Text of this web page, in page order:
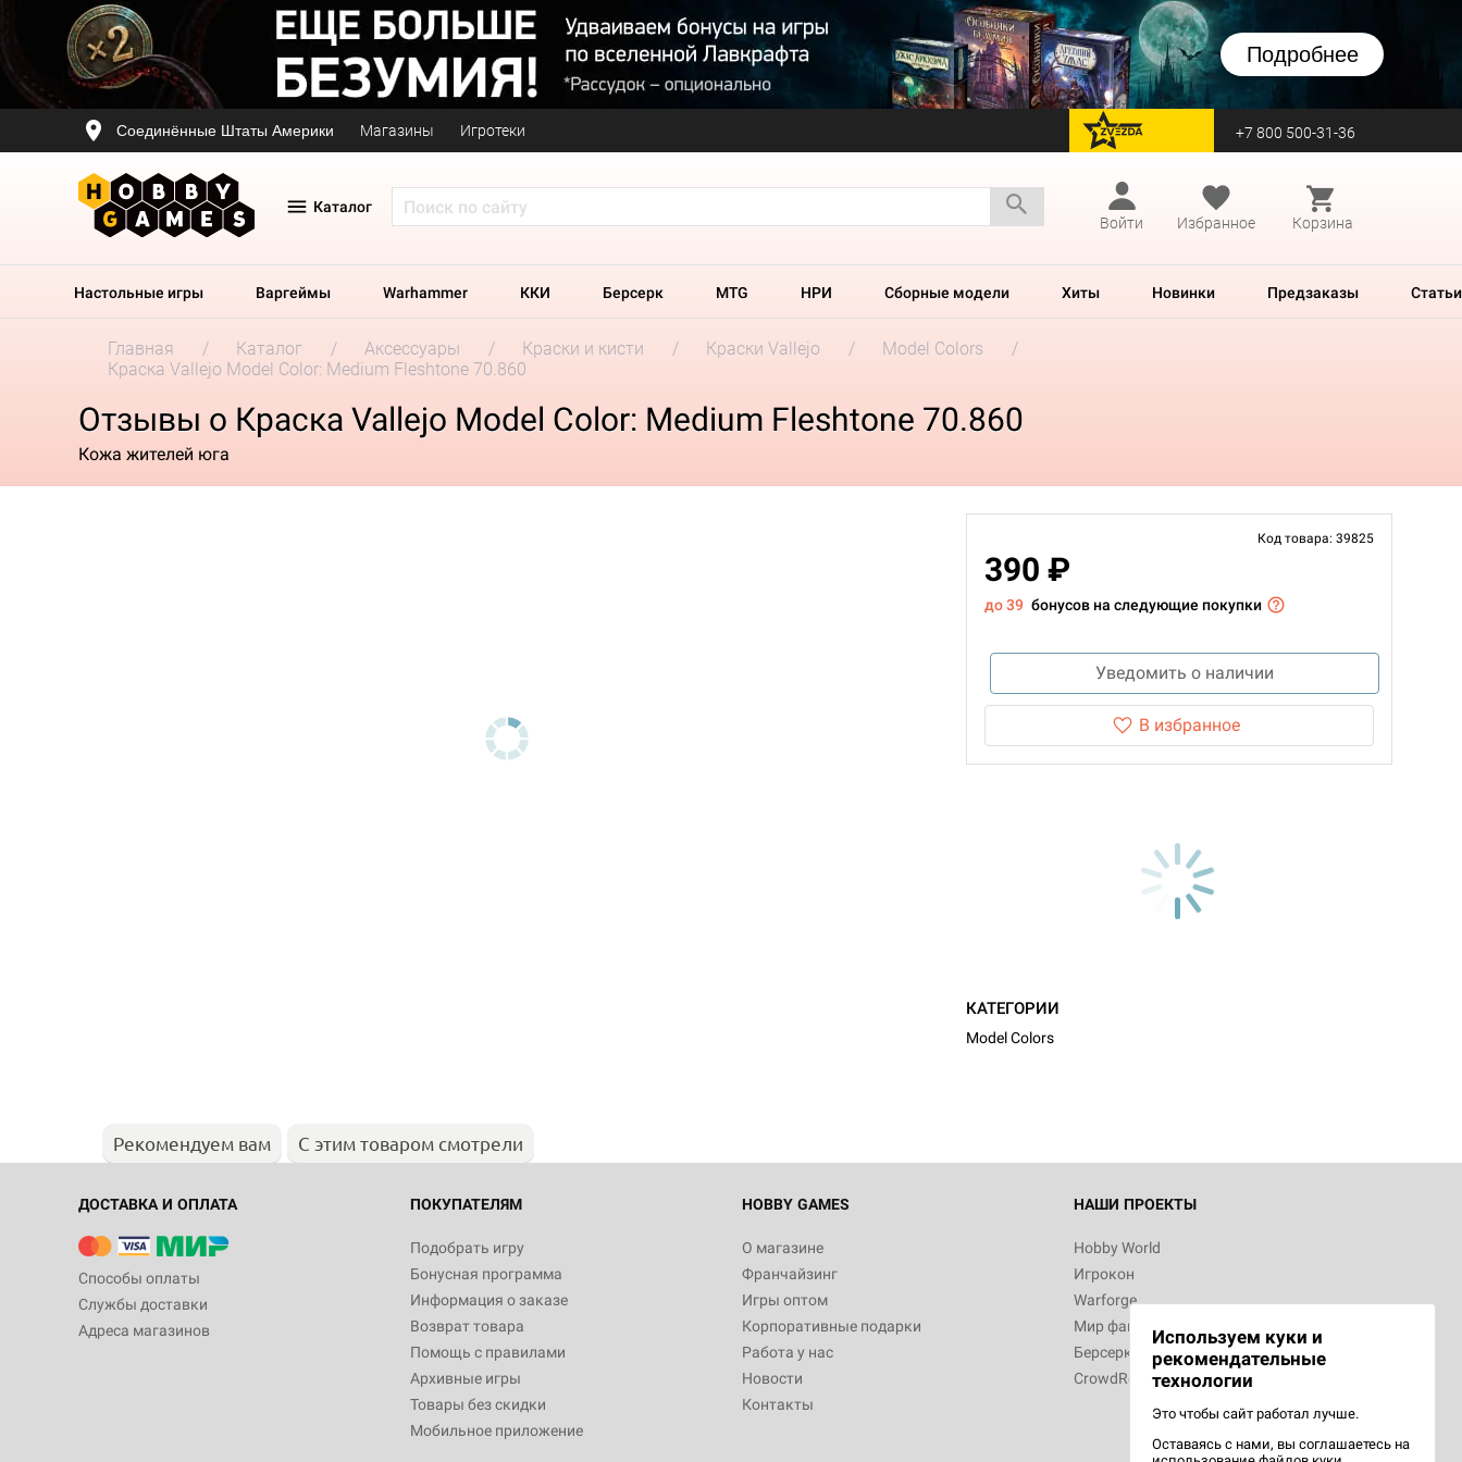
Подробнее
Соединённые Штаты Америки Магазины Игротеки перейти на Zvezda +7 800 500-31-36
Каталог
Войти
Избранное Корзина
Настольные игры Варгеймы Warhammer ККИ Берсерк MTG НРИ Сборные модели Хиты Новинки Предзаказы Статьи
Главная Каталог Аксессуары Краски и кисти Краски Vallejo
Model Colors
Краска Vallejo Model Color: Medium Fleshtone 70.860
Отзывы о Краска Vallejo Model Color: Medium Fleshtone 70.860
Кожа жителей юга
Код товара: 39825
390 ₽
до 39 бонусов на следующие покупки
Уведомить о наличии
В избранное
КАТЕГОРИИ
Model Colors
Рекомендуем вам С этим товаром смотрели
ДОСТАВКА И ОПЛАТА
Способы оплаты
Службы доставки
Адреса магазинов
ПОКУПАТЕЛЯМ
Подобрать игру
Бонусная программа
Информация о заказе
Возврат товара
Помощь с правилами
Архивные игры
Товары без скидки
Мобильное приложение
HOBBY GAMES
О магазине
Франчайзинг
Игры оптом
Корпоративные подарки
Работа у нас
Новости
Контакты
НАШИ ПРОЕКТЫ
Hobby World
Игрокон
Warforge
Мир фантастики
Берсерк
CrowdRepublic
Используем куки и
рекомендательные
технологии
Это чтобы сайт работал лучше.
Оставаясь с нами, вы соглашаетесь на